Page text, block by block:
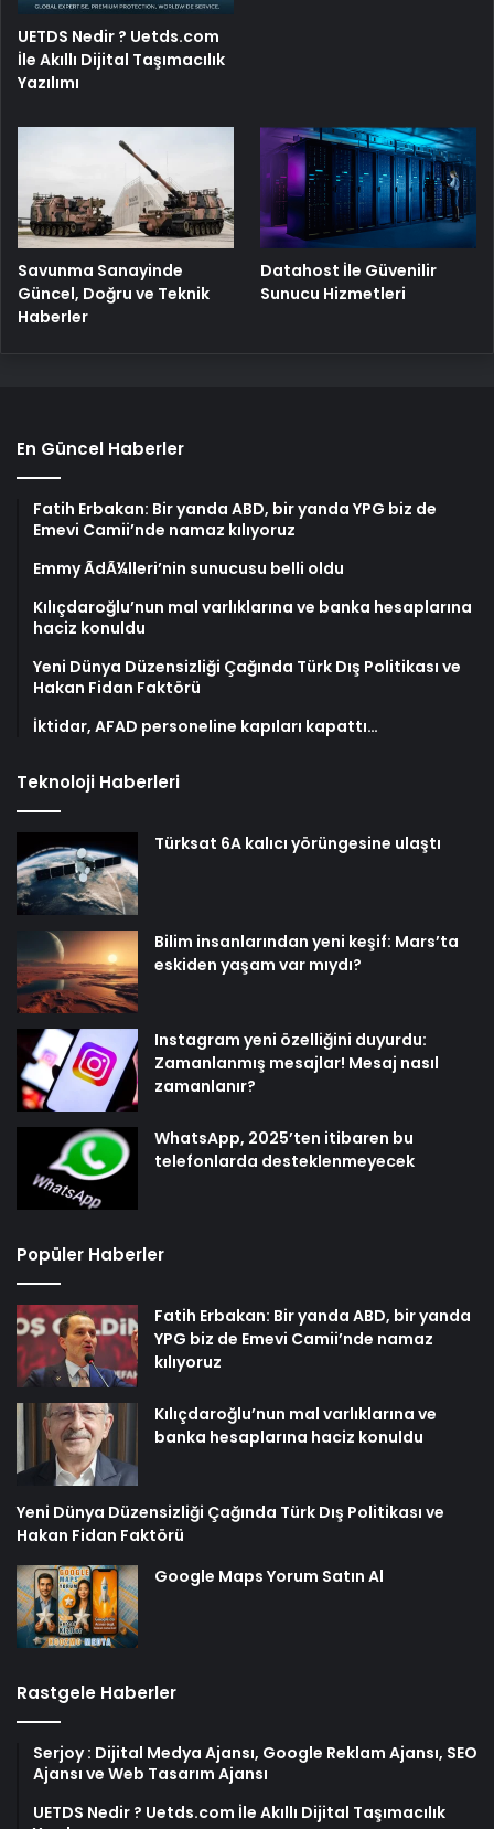
UETDS Nedir ? Uetds.com
İle Akıllı Dijital Taşımacılık
Yazılımı
Savunma Sanayinde
Güncel, Doğru ve Teknik
Haberler
Datahost İle Güvenilir
Sunucu Hizmetleri
En Güncel Haberler
Fatih Erbakan: Bir yanda ABD, bir yanda YPG biz de
Emevi Camii’nde namaz kılıyoruz
Emmy ÃdÃ¼lleri’nin sunucusu belli oldu
Kılıçdaroğlu’nun mal varlıklarına ve banka hesaplarına
haciz konuldu
Yeni Dünya Düzensizliği Çağında Türk Dış Politikası ve
Hakan Fidan Faktörü
İktidar, AFAD personeline kapıları kapattı…
Teknoloji Haberleri
Türksat 6A kalıcı yörüngesine ulaştı
Bilim insanlarından yeni keşif: Mars’ta
eskiden yaşam var mıydı?
Instagram yeni özelliğini duyurdu:
Zamanlanmış mesajlar! Mesaj nasıl
zamanlanır?
WhatsApp, 2025’ten itibaren bu
telefonlarda desteklenmeyecek
Popüler Haberler
Fatih Erbakan: Bir yanda ABD, bir yanda
YPG biz de Emevi Camii’nde namaz
kılıyoruz
Kılıçdaroğlu’nun mal varlıklarına ve
banka hesaplarına haciz konuldu
Yeni Dünya Düzensizliği Çağında Türk Dış Politikası ve
Hakan Fidan Faktörü
Google Maps Yorum Satın Al
Rastgele Haberler
Serjoy : Dijital Medya Ajansı, Google Reklam Ajansı, SEO
Ajansı ve Web Tasarım Ajansı
UETDS Nedir ? Uetds.com İle Akıllı Dijital Taşımacılık